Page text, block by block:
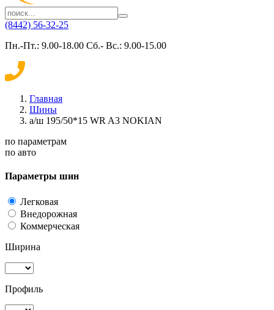
(8442) 56-32-25
Пн.-Пт.: 9.00-18.00 Сб.- Вс.: 9.00-15.00
Главная
Шины
а/ш 195/50*15 WR A3 NOKIAN
по параметрам
по авто
Параметры шин
Легковая
Внедорожная
Коммерческая
Ширина
Профиль